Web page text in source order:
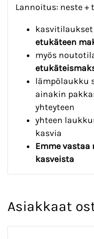
Lannoitus: neste +
etukäteen
myös
lämpölaukku
ainakin
yhteyteen
yhteen
kasvia
Emme
kasveista
Asiakkaat